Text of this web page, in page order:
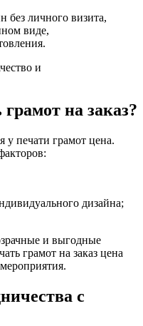
без личного визита,
виде,
и
на заказ?
у печати грамот цена.
дизайна;
и выгодные
грамот на заказ цена
с